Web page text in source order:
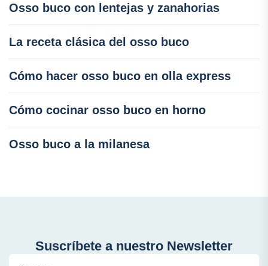
Osso buco con lentejas y zanahorias
La receta clásica del osso buco
Cómo hacer osso buco en olla express
Cómo cocinar osso buco en horno
Osso buco a la milanesa
Suscríbete a nuestro Newsletter